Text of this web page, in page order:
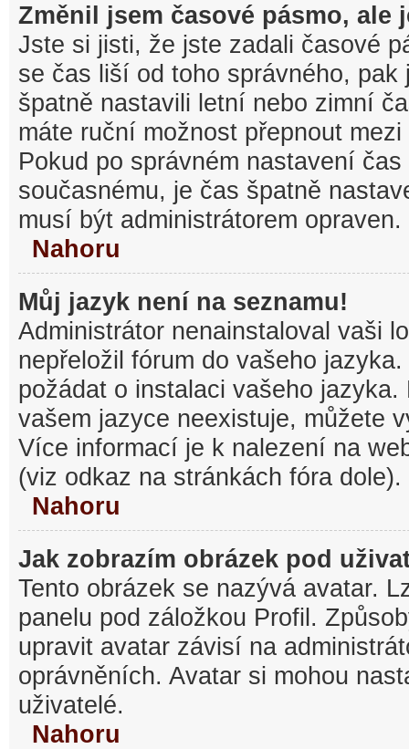
Změnil jsem časové pásmo, ale
Jste si jisti, že jste zadali časové
se čas liší od toho správného, pak
špatně nastavili letní nebo zimní
máte ruční možnost přepnout
Pokud po správném nastavení
současnému, je čas špatně
musí být administrátorem opraven.
Nahoru
Můj jazyk není na seznamu!
Administrátor nenainstaloval vaši
nepřeložil fórum do vašeho
požádat o instalaci vašeho
vašem jazyce neexistuje, můžete
Více informací je k nalezení na
(viz odkaz na stránkách fóra dole).
Nahoru
Jak zobrazím obrázek pod
Tento obrázek se nazývá avatar.
panelu pod záložkou Profil.
upravit avatar závisí na
oprávněních. Avatar si mohou
uživatelé.
Nahoru